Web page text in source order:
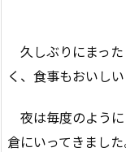
久しぶりにまっ
く、食事もおいし
夜は毎度のよう
倉にいってきまし